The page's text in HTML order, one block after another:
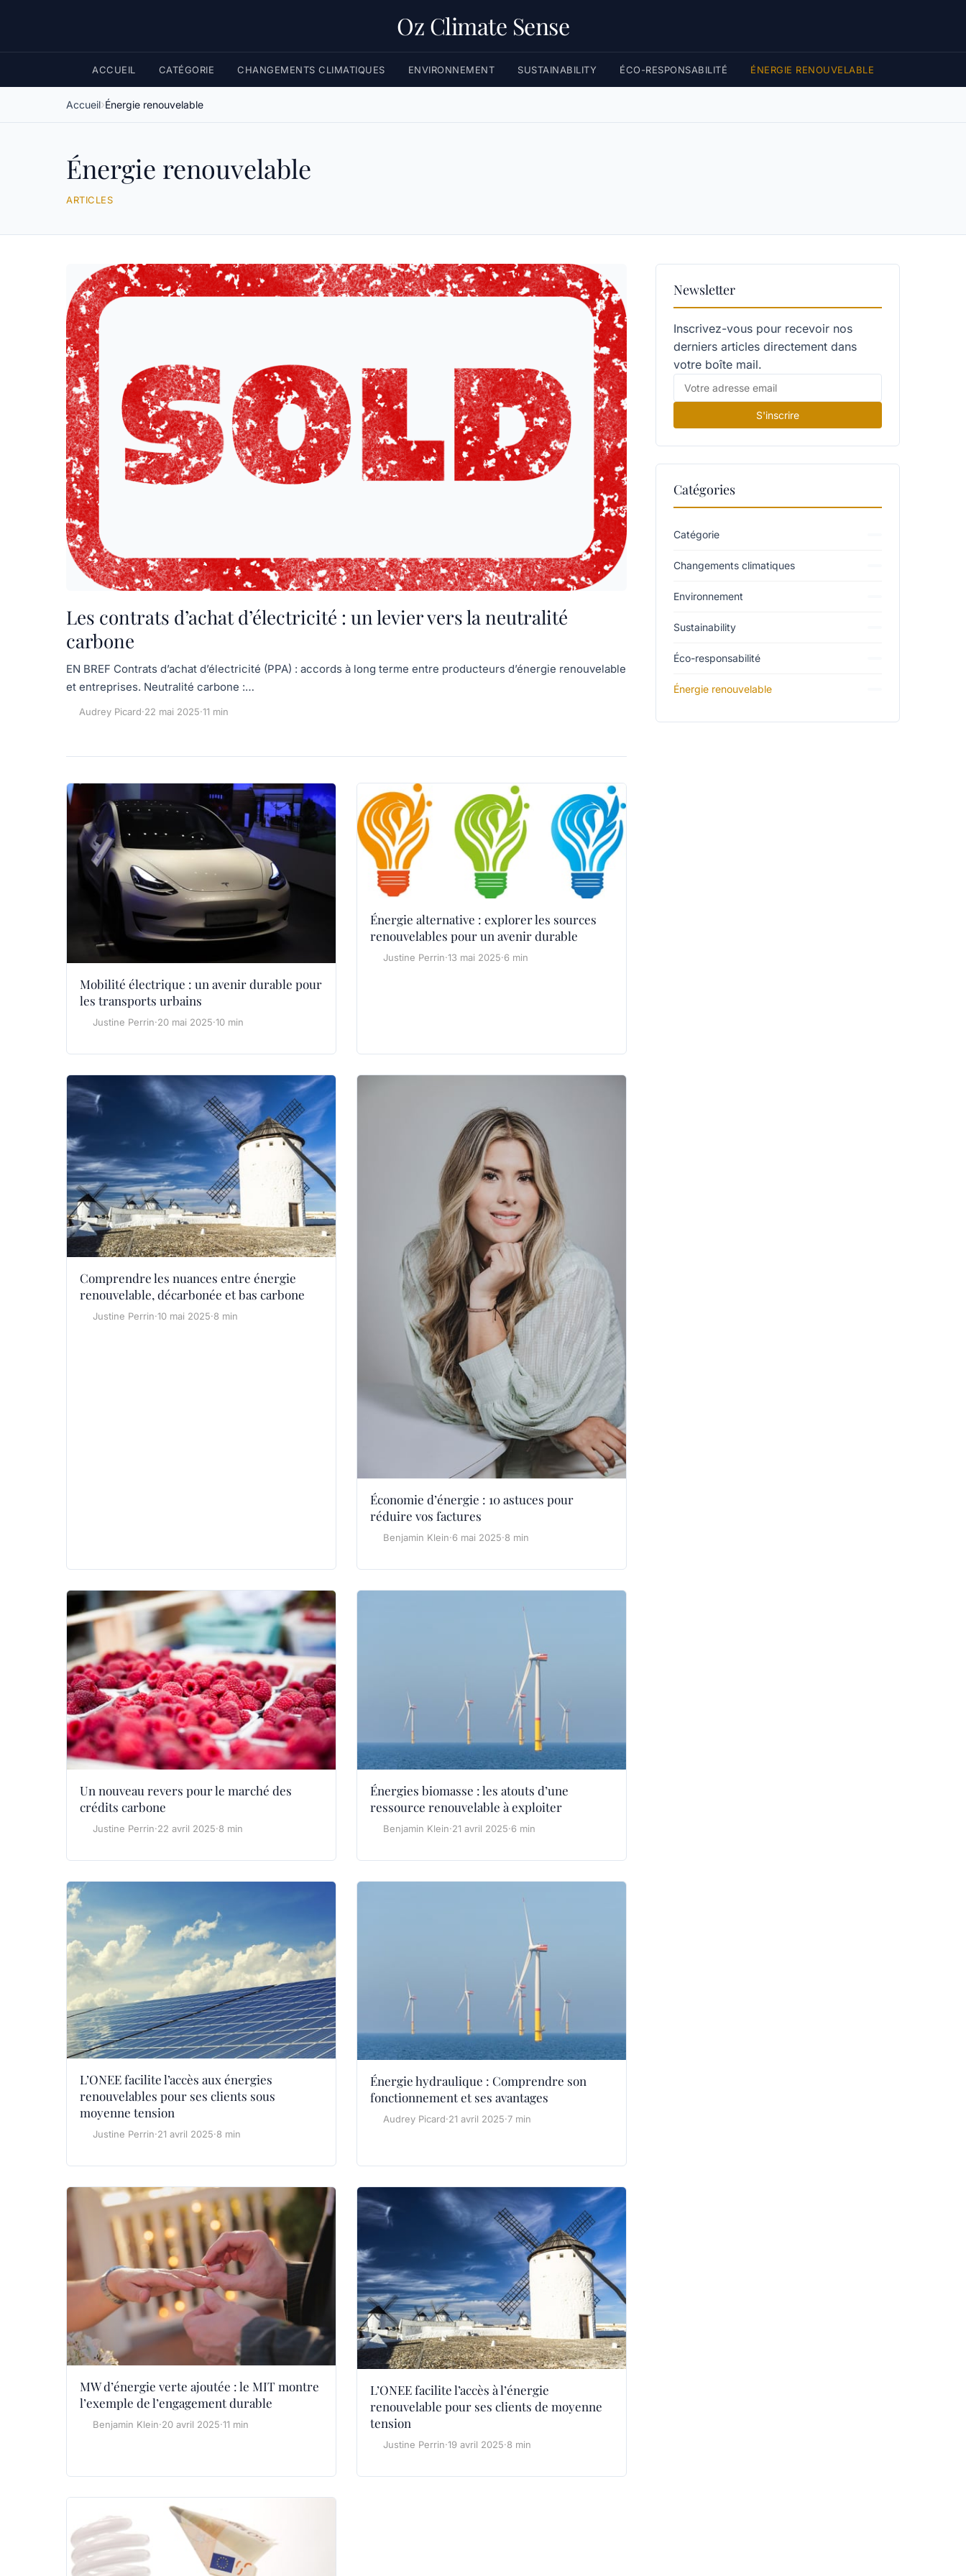
Oz Climate Sense
ACCUEIL CATÉGORIE CHANGEMENTS CLIMATIQUES ENVIRONNEMENT SUSTAINABILITY ÉCO-RESPONSABILITÉ ÉNERGIE RENOUVELABLE
Accueil Énergie renouvelable
Énergie renouvelable
ARTICLES
Les contrats d’achat d’électricité : un levier vers la neutralité
carbone
EN BREF Contrats d’achat d’électricité (PPA) : accords à long terme entre producteurs d’énergie renouvelable
et entreprises. Neutralité carbone :…
Audrey Picard·22 mai 2025·11 min
Mobilité électrique : un avenir durable pour
les transports urbains
Justine Perrin·20 mai 2025·10 min
Énergie alternative : explorer les sources
renouvelables pour un avenir durable
Justine Perrin·13 mai 2025·6 min
Comprendre les nuances entre énergie
renouvelable, décarbonée et bas carbone
Justine Perrin·10 mai 2025·8 min
Économie d’énergie : 10 astuces pour
réduire vos factures
Benjamin Klein·6 mai 2025·8 min
Un nouveau revers pour le marché des
crédits carbone
Justine Perrin·22 avril 2025·8 min
Énergies biomasse : les atouts d’une
ressource renouvelable à exploiter
Benjamin Klein·21 avril 2025·6 min
L’ONEE facilite l’accès aux énergies
renouvelables pour ses clients sous
moyenne tension
Justine Perrin·21 avril 2025·8 min
Énergie hydraulique : Comprendre son
fonctionnement et ses avantages
Audrey Picard·21 avril 2025·7 min
MW d’énergie verte ajoutée : le MIT montre
l’exemple de l’engagement durable
Benjamin Klein·20 avril 2025·11 min
L’ONEE facilite l’accès à l’énergie
renouvelable pour ses clients de moyenne
tension
Justine Perrin·19 avril 2025·8 min
Newsletter
Inscrivez-vous pour recevoir nos
derniers articles directement dans
votre boîte mail.
S'inscrire
Catégories
Catégorie
Changements climatiques
Environnement
Sustainability
Éco-responsabilité
Énergie renouvelable